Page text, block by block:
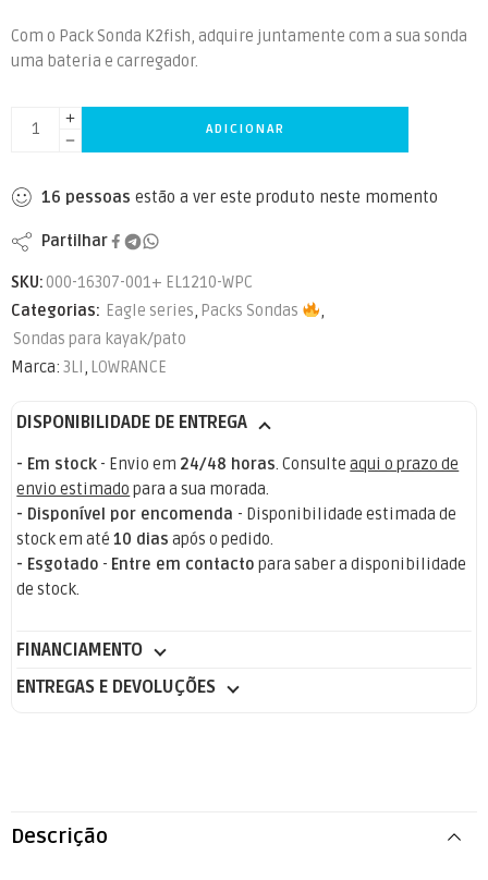
Com o Pack Sonda K2fish, adquire juntamente com a sua sonda
uma bateria e carregador.
ADICIONAR
16 pessoas estão a ver este produto neste momento
Partilhar
SKU: 000-16307-001+ EL1210-WPC
Categorias: Eagle series, Packs Sondas
,
Sondas para kayak/pato
Marca: 3LI , LOWRANCE
DISPONIBILIDADE DE ENTREGA
- Em stock - Envio em 24/48 horas. Consulteaqui o prazo de
envio estimado para a sua morada.
- Disponível por encomenda - Disponibilidade estimada de
stock em até10 dias após o pedido.
- Esgotado - Entre em contacto para saber a disponibilidade
de stock.
FINANCIAMENTO
ENTREGAS E DEVOLUÇÕES
Descrição